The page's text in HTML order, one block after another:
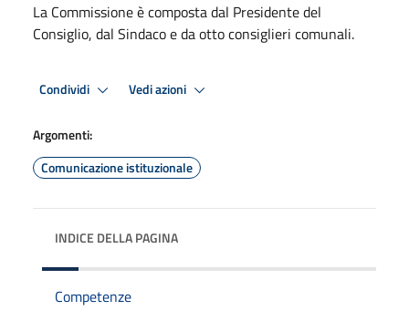
La Commissione è composta dal Presidente del
Consiglio, dal Sindaco e da otto consiglieri comunali.
Condividi Vedi azioni
Argomenti:
Comunicazione istituzionale
INDICE DELLA PAGINA
Competenze